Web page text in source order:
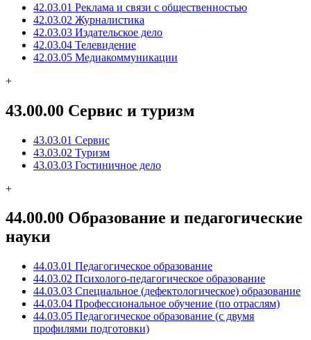
42.03.01 Реклама и связи с общественностью
42.03.02 Журналистика
42.03.03 Издательское дело
42.03.04 Телевидение
42.03.05 Медиакоммуникации
+
43.00.00 Сервис и туризм
43.03.01 Сервис
43.03.02 Туризм
43.03.03 Гостиничное дело
+
44.00.00 Образование и педагогические
науки
44.03.01 Педагогическое образование
44.03.02 Психолого-педагогическое образование
44.03.03 Специальное (дефектологическое) образование
44.03.04 Профессиональное обучение (по отраслям)
44.03.05 Педагогическое образование (с двумя
профилями подготовки)